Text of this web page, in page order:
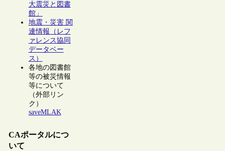
大震災と図書
館」
地震・災害 関
連情報（レフ
ァレンス協同
データベー
ス）
各地の図書館
等の被災情報
等について
（外部リン
ク）
saveMLAK
CAポータルにつ
いて